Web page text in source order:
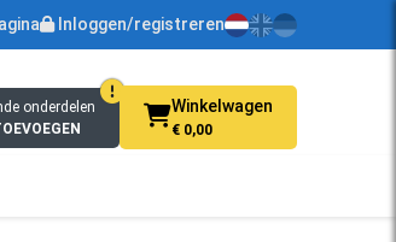
Inloggen/registreren
onderdelen
Winkelwagen
€ 0,00